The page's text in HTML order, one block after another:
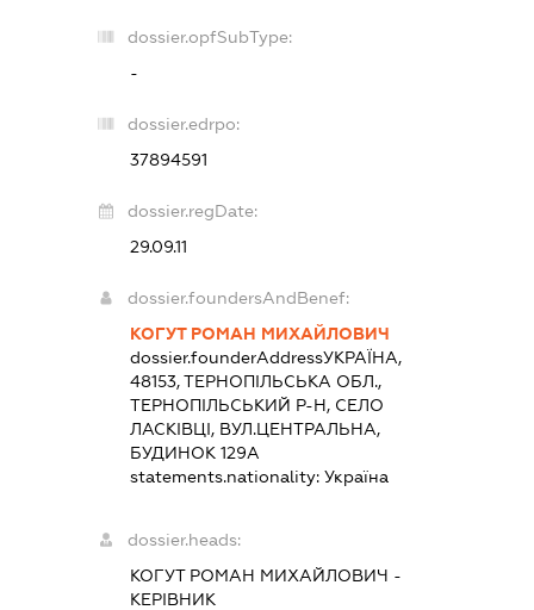
dossier.opfSubType:
-
dossier.edrpo:
37894591
dossier.regDate:
29.09.11
dossier.foundersAndBenef:
КОГУТ РОМАН МИХАЙЛОВИЧ
dossier.founderAddressУКРАЇНА,
48153, ТЕРНОПІЛЬСЬКА ОБЛ.,
ТЕРНОПІЛЬСЬКИЙ Р-Н, СЕЛО
ЛАСКІВЦІ, ВУЛ.ЦЕНТРАЛЬНА,
БУДИНОК 129А
statements.nationality:Україна
dossier.heads:
КОГУТ РОМАН МИХАЙЛОВИЧ -
КЕРІВНИК